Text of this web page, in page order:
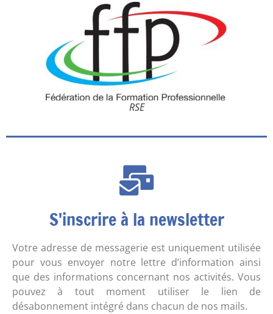
RSE
S'inscrire à la newsletter
Votre adresse de messagerie est uniquement utilisée
pour vous envoyer notre lettre d’information ainsi
que des informations concernant nos activités. Vous
pouvez à tout moment utiliser le lien de
désabonnement intégré dans chacun de nos mails.